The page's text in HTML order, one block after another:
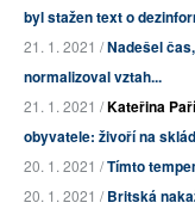
byl stažen text o
21. 1. 2021 /Nadešel
normalizoval vztah...
21. 1. 2021 /Kateřina
obyvatele: živoří na
20. 1. 2021 /Tímto
20. 1. 2021 /Britská